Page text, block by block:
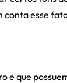
conta esse
e que